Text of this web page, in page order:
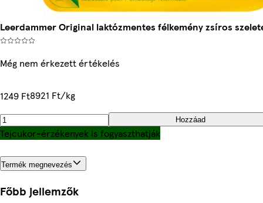
Leerdammer Original laktózmentes félkemény zsíros
Még nem érkezett értékelés
1249 Ft8921 Ft/kg
Hozzáad
Tejcukor-érzékenyek is fogyaszthatják
Termék megnevezés
Főbb jellemzők